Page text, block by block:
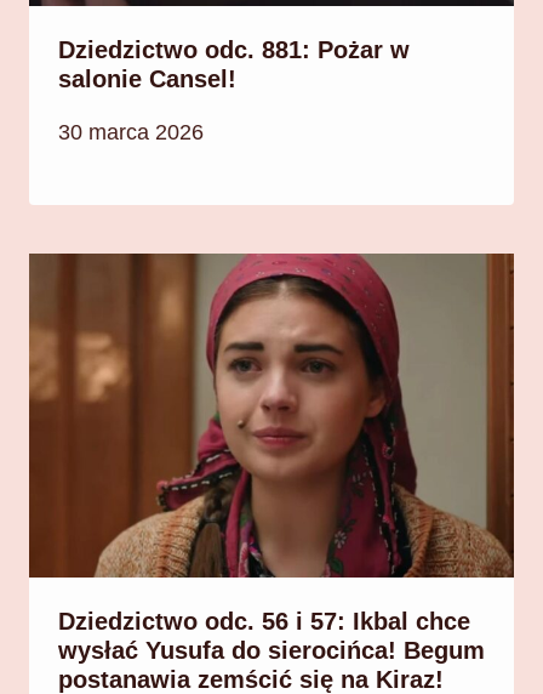
Dziedzictwo odc. 881: Pożar w
salonie Cansel!
30 marca 2026
Dziedzictwo odc. 56 i 57: Ikbal chce
wysłać Yusufa do sierocińca! Begum
postanawia zemścić się na Kiraz!